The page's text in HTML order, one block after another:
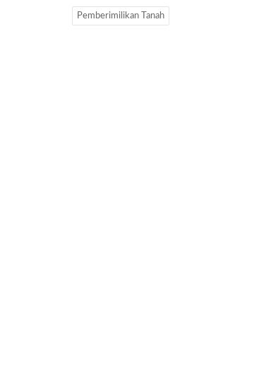
Pemberimilikan Tanah